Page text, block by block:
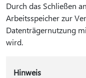
Durch das Schließen
Arbeitsspeicher zur
Datenträgernutzung
wird.
Hinweis